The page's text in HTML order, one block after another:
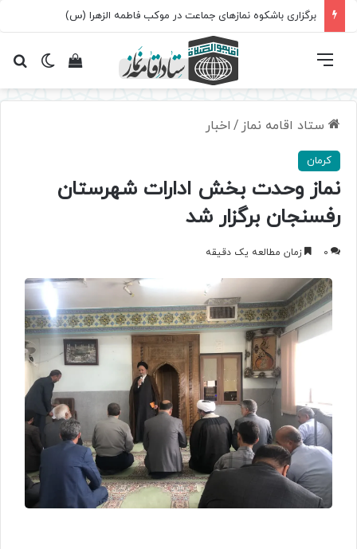
برگزاری باشکوه نمازهای جماعت در موکب فاطمه الزهرا (س)
تغییرمشاهده فهرست
ستاد اقامه نماز / اخبار
کرمان
نماز وحدت بخش ادارات شهرستان
رفسنجان برگزار شد
0 زمان مطالعه یک دقیقه